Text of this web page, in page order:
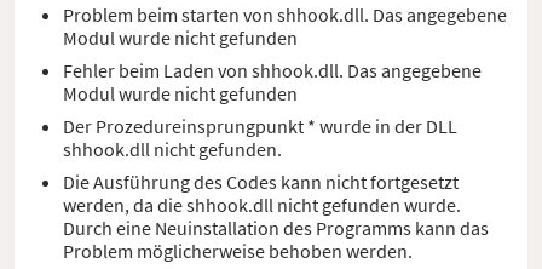
Problem beim starten von shhook.dll. Das angegebene
Modul wurde nicht gefunden
Fehler beim Laden von shhook.dll. Das angegebene
Modul wurde nicht gefunden
Der Prozedureinsprungpunkt * wurde in der DLL
shhook.dll nicht gefunden.
Die Ausführung des Codes kann nicht fortgesetzt
werden, da die shhook.dll nicht gefunden wurde.
Durch eine Neuinstallation des Programms kann das
Problem möglicherweise behoben werden.